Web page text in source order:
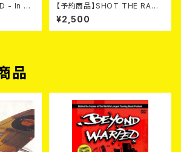
- In Th
MO
）
【予約商品】SHOT THE RADI
O WITH A GUN / SOUND RI
OT (CD)【8月８日発売】
¥2,500
品